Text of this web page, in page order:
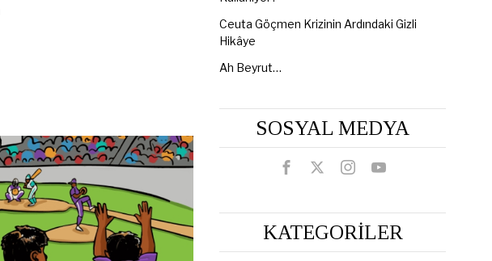
Ceuta Göçmen Krizinin Ardındaki Gizli
Hikâye
Ah Beyrut…
SOSYAL MEDYA
KATEGORİLER